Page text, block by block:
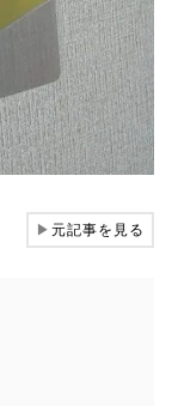
▶元記事を見る